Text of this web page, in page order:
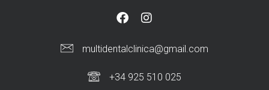
multidentalclinica@gmail.com
+34 925 510 025